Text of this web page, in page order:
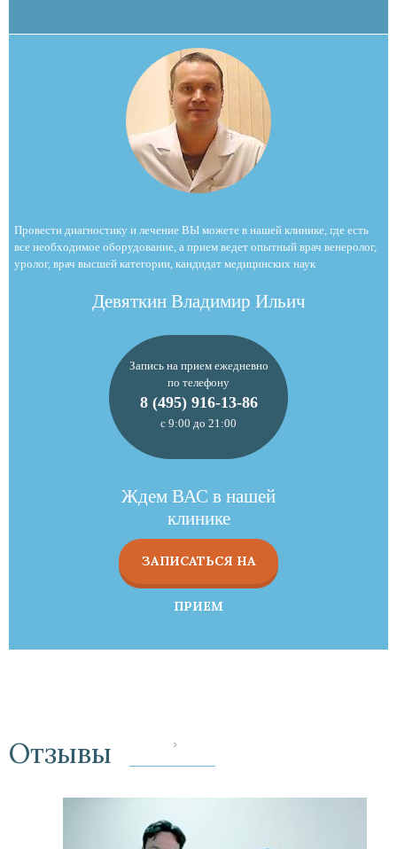
Провести диагностику и лечение ВЫ можете в нашей клинике, где есть
все необходимое оборудование, а прием ведет опытный врач венеролог,
уролог, врач высшей категории, кандидат медицинских наук
Девяткин Владимир Ильич
Запись на прием ежедневно
по телефону
8 (495) 916-13-86
с 9:00 до 21:00
Ждем ВАС в нашей
клинике
ЗАПИСАТЬСЯ НА
ПРИЕМ
Отзывы ‹